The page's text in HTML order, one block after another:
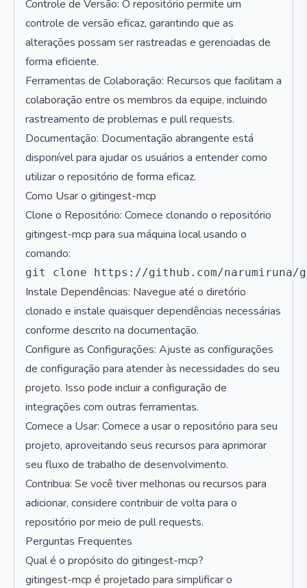
Controle de Versão: O repositório permite um
controle de versão eficaz, garantindo que as
alterações possam ser rastreadas e gerenciadas de
forma eficiente.
Ferramentas de Colaboração: Recursos que facilitam a
colaboração entre os membros da equipe, incluindo
rastreamento de problemas e pull requests.
Documentação: Documentação abrangente está
disponível para ajudar os usuários a entender como
utilizar o repositório de forma eficaz.
Como Usar o gitingest-mcp
Clone o Repositório: Comece clonando o repositório
gitingest-mcp para sua máquina local usando o
comando:
Instale Dependências: Navegue até o diretório
clonado e instale quaisquer dependências necessárias
conforme descrito na documentação.
Configure as Configurações: Ajuste as configurações
de configuração para atender às necessidades do seu
projeto. Isso pode incluir a configuração de
integrações com outras ferramentas.
Comece a Usar: Comece a usar o repositório para seu
projeto, aproveitando seus recursos para aprimorar
seu fluxo de trabalho de desenvolvimento.
Contribua: Se você tiver melhorias ou recursos para
adicionar, considere contribuir de volta para o
repositório por meio de pull requests.
Perguntas Frequentes
Qual é o propósito do gitingest-mcp?
gitingest-mcp é projetado para simplificar o